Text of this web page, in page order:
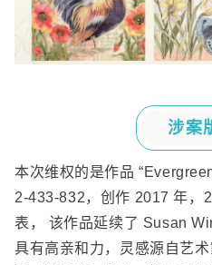
涉案
本次维权的是作品
2-433-832，创作 2017年，
表， 该作品延续了 Susan
具有高亲和力，灵感源自艺